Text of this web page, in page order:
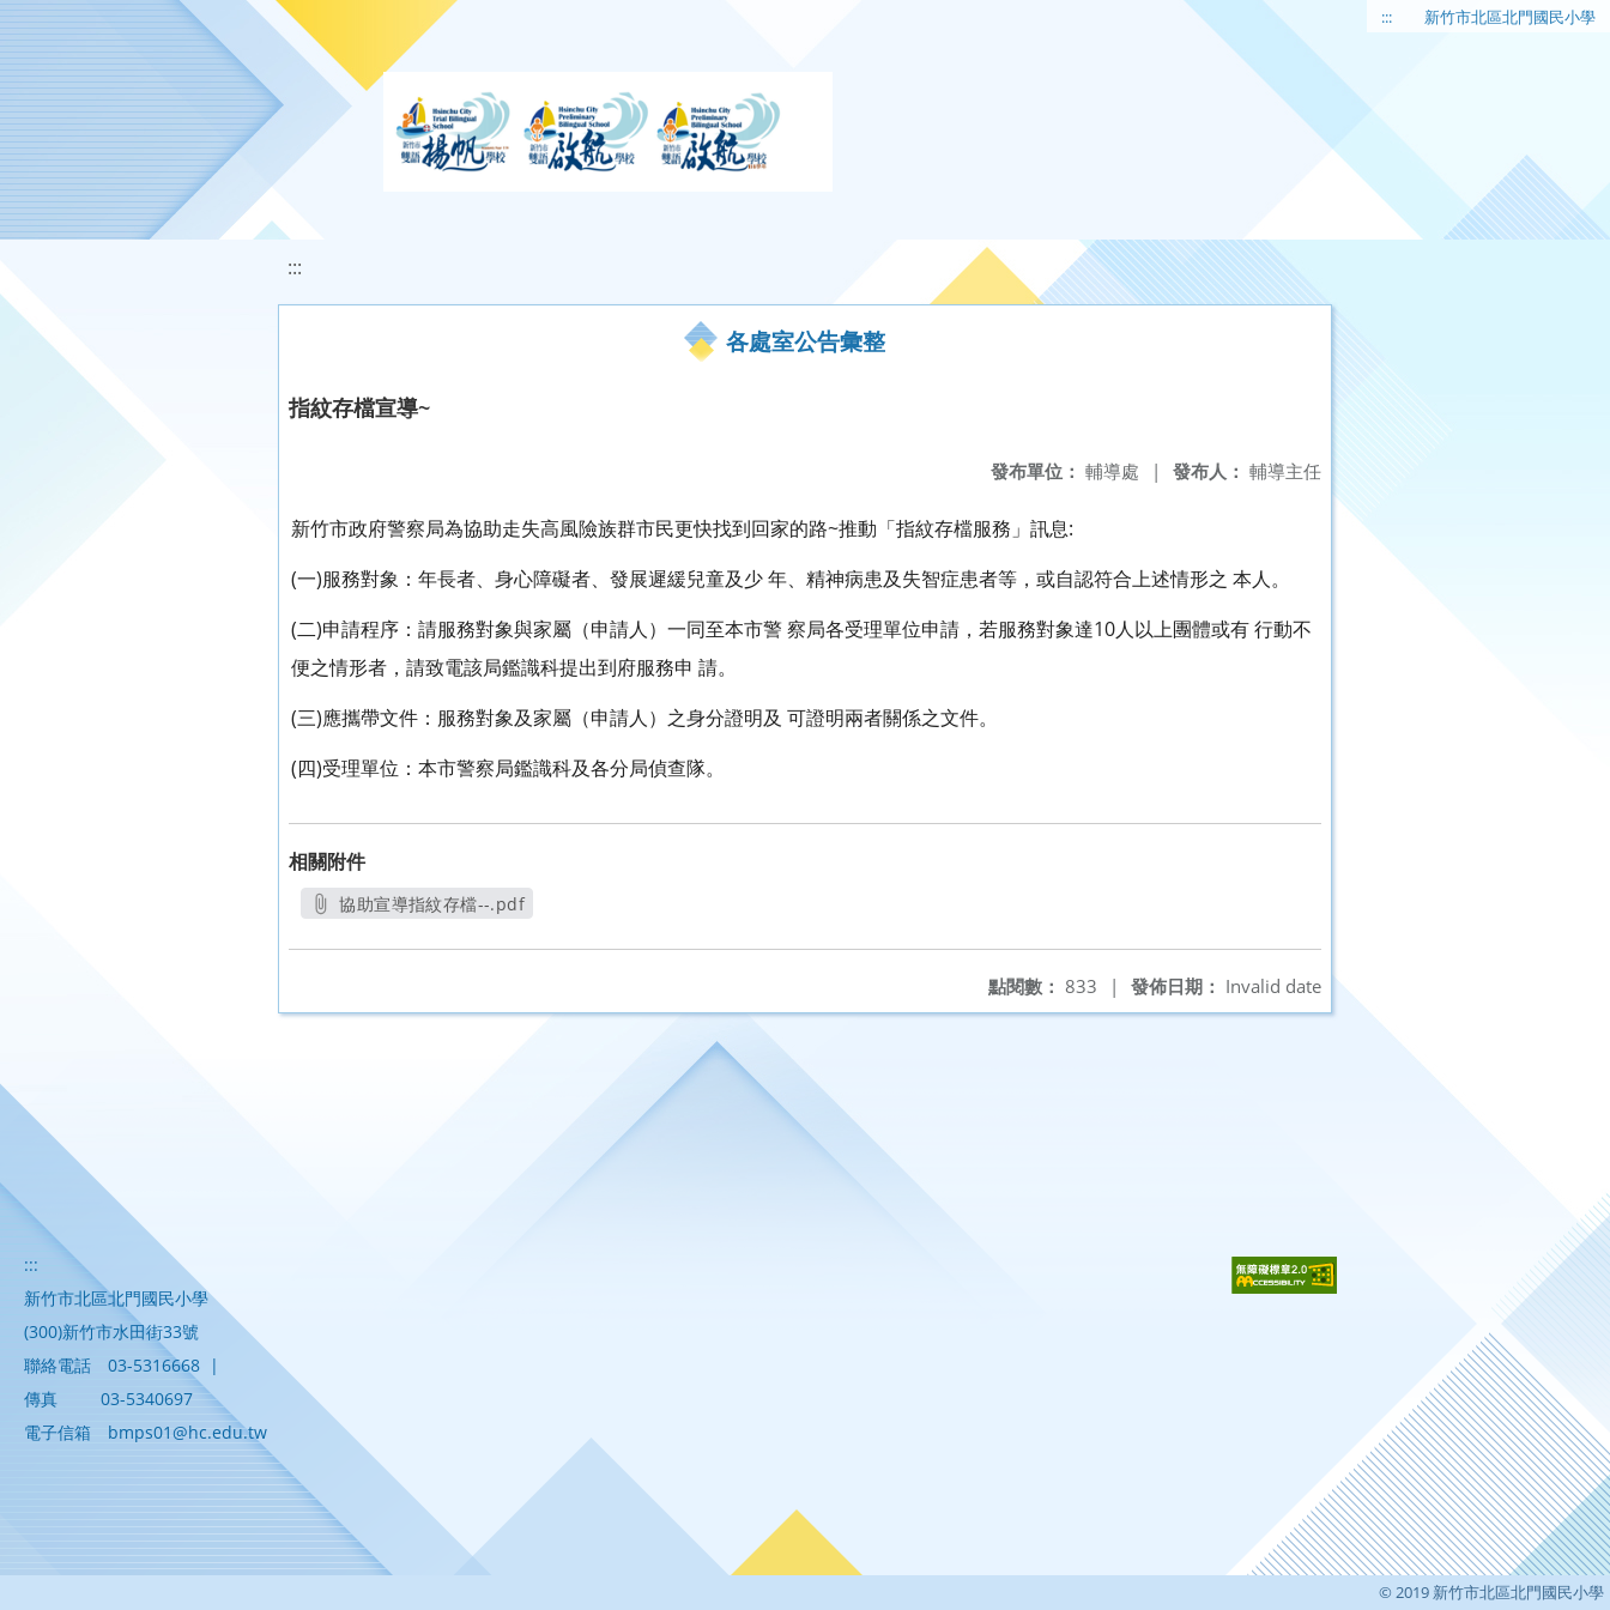
移至網頁之主要內容區位置 ::: 新竹市北區北門國民小學
:::
各處室公告彙整
指紋存檔宣導~
發布人： 輔導主任
發布單位： 輔導處 |
新竹市政府警察局為協助走失高風險族群市民更快找到回家的路~推動「指紋存檔服務」訊息:
(一)服務對象：年長者、身心障礙者、發展遲緩兒童及少 年、精神病患及失智症患者等，或自認符合上述情形之 本人。
(二)申請程序：請服務對象與家屬（申請人）一同至本市警 察局各受理單位申請，若服務對象達10人以上團體或有 行動不
便之情形者，請致電該局鑑識科提出到府服務申 請。
(三)應攜帶文件：服務對象及家屬（申請人）之身分證明及 可證明兩者關係之文件。
(四)受理單位：本市警察局鑑識科及各分局偵查隊。
相關附件
協助宣導指紋存檔--.pdf
發佈日期： Invalid date
點閱數： 833 |
:::
新竹市北區北門國民小學
(300)新竹市水田街33號
聯絡電話
03-5316668 |
傳真
03-5340697
電子信箱
bmps01@hc.edu.tw
© 2019 新竹市北區北門國民小學